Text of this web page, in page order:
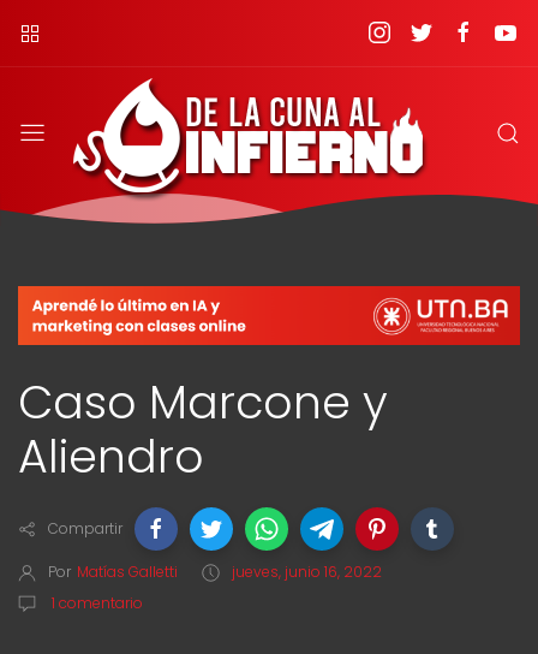
Caso Marcone y
Aliendro
Compartir
Por Matías Galletti
jueves, junio 16, 2022
1 comentario